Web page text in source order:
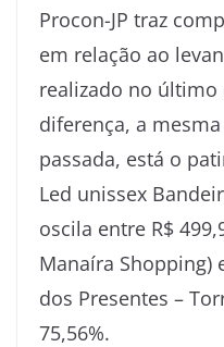
Procon-JP traz
em relação ao
realizado no
diferença, a
passada, está o
Led unissex
oscila entre R$
Manaíra Shopping)
dos Presentes –
75,56%.